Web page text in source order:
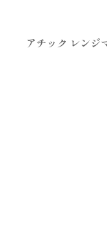
アチック レンジ